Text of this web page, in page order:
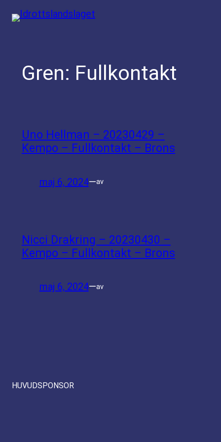
Hoppa
Gren: Fullkontakt
Uno Hellman – 20230429 –
Kempo – Fullkontakt – Brons
maj 6, 2024—av
Nicci Drakring – 20230430 –
Kempo – Fullkontakt – Brons
maj 6, 2024—av
HUVUDSPONSOR